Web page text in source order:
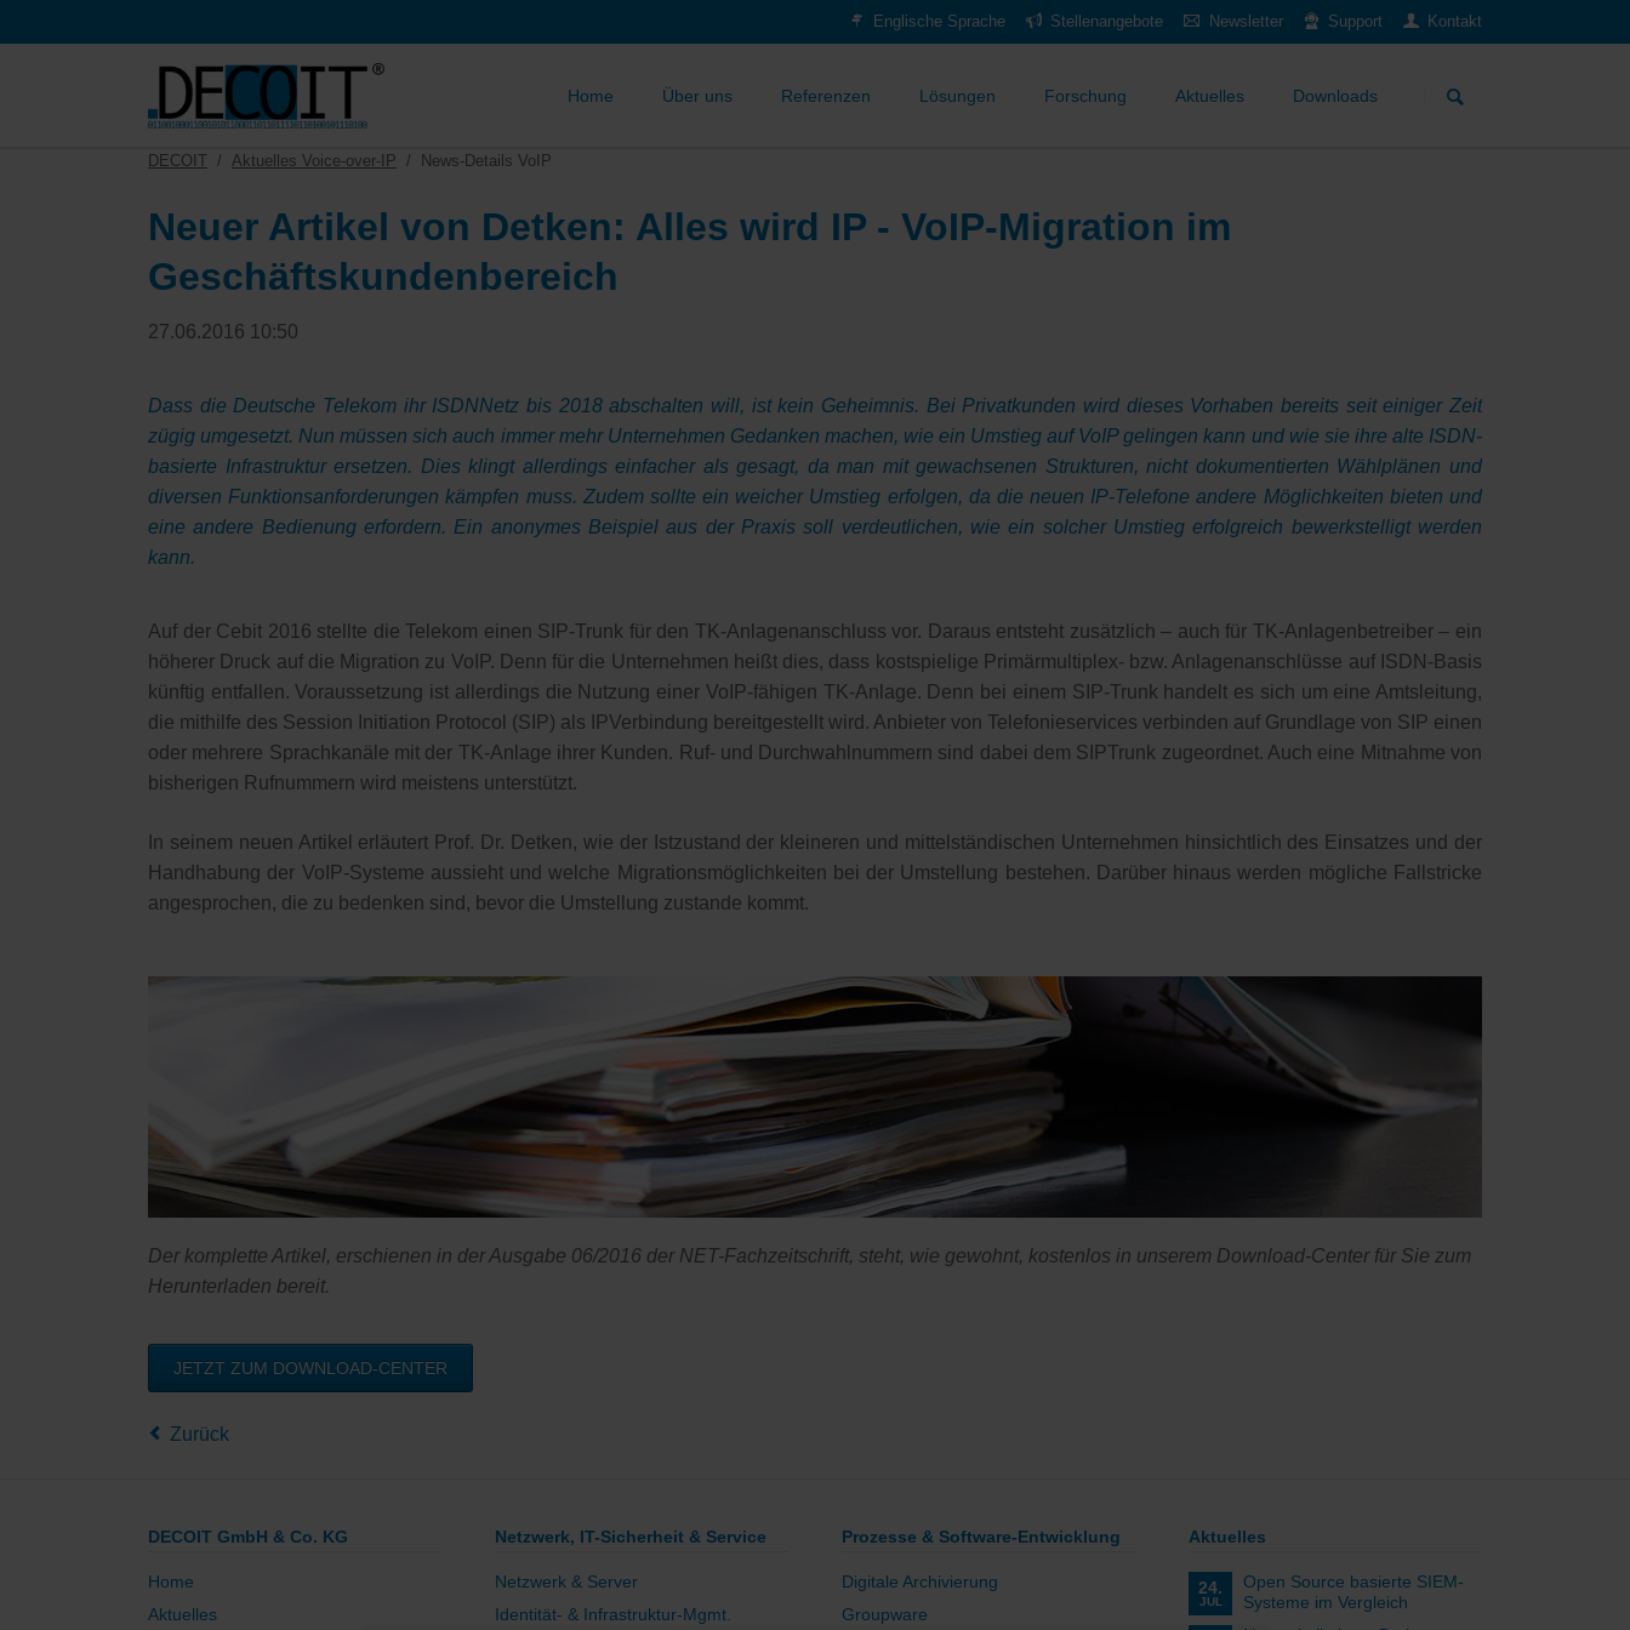
Englische Sprache Stellenangebote Newsletter Support Kontakt
überspringen
Home Über uns Referenzen Lösungen Forschung Aktuelles Downloads
DECOIT Aktuelles Voice-over-IP News-Details VoIP
Neuer Artikel von Detken: Alles wird IP - VoIP-Migration im
Geschäftskundenbereich
27.06.2016 10:50
Dass die Deutsche Telekom ihr ISDNNetz bis 2018 abschalten will, ist kein Geheimnis. Bei Privatkunden wird dieses Vorhaben bereits seit einiger Zeit
zügig umgesetzt. Nun müssen sich auch immer mehr Unternehmen Gedanken machen, wie ein Umstieg auf VoIP gelingen kann und wie sie ihre alte ISDN-
basierte Infrastruktur ersetzen. Dies klingt allerdings einfacher als gesagt, da man mit gewachsenen Strukturen, nicht dokumentierten Wählplänen und
diversen Funktionsanforderungen kämpfen muss. Zudem sollte ein weicher Umstieg erfolgen, da die neuen IP-Telefone andere Möglichkeiten bieten und
eine andere Bedienung erfordern. Ein anonymes Beispiel aus der Praxis soll verdeutlichen, wie ein solcher Umstieg erfolgreich bewerkstelligt werden
kann.
Auf der Cebit 2016 stellte die Telekom einen SIP-Trunk für den TK-Anlagenanschluss vor. Daraus entsteht zusätzlich – auch für TK-Anlagenbetreiber – ein
höherer Druck auf die Migration zu VoIP. Denn für die Unternehmen heißt dies, dass kostspielige Primärmultiplex- bzw. Anlagenanschlüsse auf ISDN-Basis
künftig entfallen. Voraussetzung ist allerdings die Nutzung einer VoIP-fähigen TK-Anlage. Denn bei einem SIP-Trunk handelt es sich um eine Amtsleitung,
die mithilfe des Session Initiation Protocol (SIP) als IPVerbindung bereitgestellt wird. Anbieter von Telefonieservices verbinden auf Grundlage von SIP einen
oder mehrere Sprachkanäle mit der TK-Anlage ihrer Kunden. Ruf- und Durchwahlnummern sind dabei dem SIPTrunk zugeordnet. Auch eine Mitnahme von
bisherigen Rufnummern wird meistens unterstützt.
In seinem neuen Artikel erläutert Prof. Dr. Detken, wie der Istzustand der kleineren und mittelständischen Unternehmen hinsichtlich des Einsatzes und der
Handhabung der VoIP-Systeme aussieht und welche Migrationsmöglichkeiten bei der Umstellung bestehen. Darüber hinaus werden mögliche Fallstricke
angesprochen, die zu bedenken sind, bevor die Umstellung zustande kommt.
Der komplette Artikel, erschienen in der Ausgabe 06/2016 der NET-Fachzeitschrift, steht, wie gewohnt, kostenlos in unserem Download-Center für Sie zum
Herunterladen bereit.
JETZT ZUM DOWNLOAD-CENTER
Zurück
DECOIT GmbH & Co. KG
Home
Aktuelles
Netzwerk, IT-Sicherheit & Service
Netzwerk & Server
Identität- & Infrastruktur-Mgmt.
Prozesse & Software-Entwicklung
Digitale Archivierung
Groupware
Aktuelles
24.
JUL
Open Source basierte SIEM-
Systeme im Vergleich